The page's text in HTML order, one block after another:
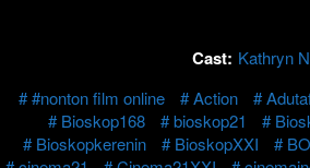
Cast: Kathryn
#nonton film online
Action
Bioskop168
bioskop21
Bioskopkerenin
BioskopXXI